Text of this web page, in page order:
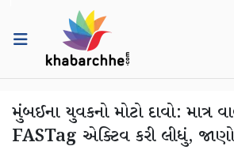
મુંબઈના યુવકનો મોટો દાવો: માત્ર
FASTag એક્ટિવ કરી લીધું,